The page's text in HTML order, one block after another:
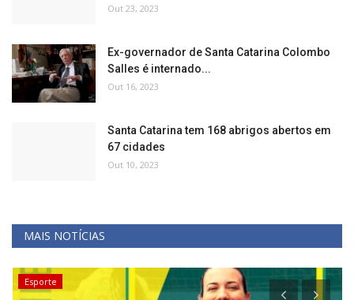
Out 23, 2023
Ex-governador de Santa Catarina Colombo
Salles é internado...
Out 16, 2023
Santa Catarina tem 168 abrigos abertos em
67 cidades
Out 10, 2023
MAIS NOTÍCIAS
Polícia